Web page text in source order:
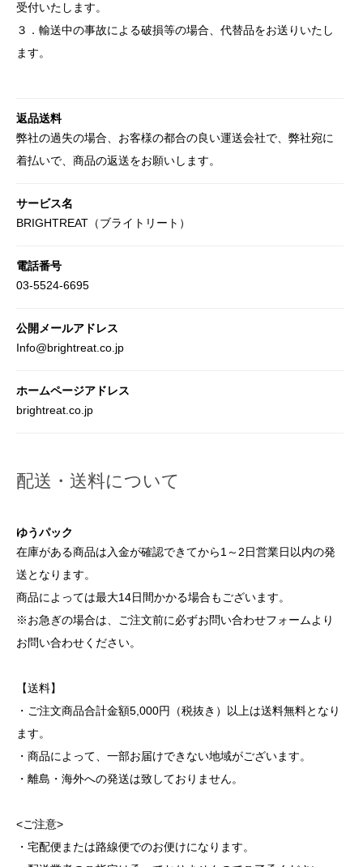
受付いたします。
３．輸送中の事故による破損等の場合、代替品をお送りいたし
ます。
返品送料
弊社の過失の場合、お客様の都合の良い運送会社で、弊社宛に
着払いで、商品の返送をお願いします。
サービス名
BRIGHTREAT（ブライトリート）
電話番号
03-5524-6695
公開メールアドレス
Info@brightreat.co.jp
ホームページアドレス
brightreat.co.jp
配送・送料について
ゆうパック
在庫がある商品は入金が確認できてから1～2日営業日以内の発
送となります。
商品によっては最大14日間かかる場合もございます。
※お急ぎの場合は、ご注文前に必ずお問い合わせフォームより
お問い合わせください。
【送料】
・ご注文商品合計金額5,000円（税抜き）以上は送料無料となり
ます。
・商品によって、一部お届けできない地域がございます。
・離島・海外への発送は致しておりません。
<ご注意>
・宅配便または路線便でのお便けになります。